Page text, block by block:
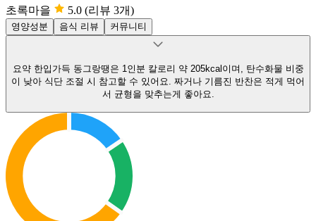
초록마을 5.0 (리뷰 3개)
영양성분 음식 리뷰 커뮤니티
요약 한입가득 동그랑땡은 1인분 칼로리 약 205kcal이며, 탄수화물 비중
이 낮아 식단 조절 시 참고할 수 있어요. 짜거나 기름진 반찬은 적게 먹어
서 균형을 맞추는게 좋아요.